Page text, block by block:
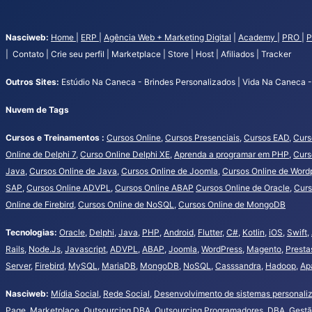
Nasciweb: Home ERP Agência Web + Marketing Digital Academy PRO
| Contato | Crie seu perfil | Marketplace | Store | Host | Afiliados | Tracker
Outros Sites: Estúdio Na Caneca - Brindes Personalizados | Vida Na
Nuvem de Tags
Cursos e Treinamentos : Cursos Online, Cursos Presenciais, Cursos EAD,
Online de Delphi 7, Curso Online Delphi XE, Aprenda a programar em PHP,
Java, Cursos Online de Java, Cursos Online de Joomla, Cursos Online de
SAP, Cursos Online ADVPL, Cursos Online ABAP Cursos Online de Oracle,
Online de Firebird, Cursos Online de NoSQL, Cursos Online de MongoDB
Tecnologias: Oracle, Delphi, Java, PHP, Android, Flutter, C#, Kotlin, iOS, Swift,
Rails, Node.Js, Javascript, ADVPL, ABAP, Joomla, WordPress, Magento,
Server, Firebird, MySQL, MariaDB, MongoDB, NoSQL, Casssandra, Hadoop,
Nasciweb: Mídia Social, Rede Social, Desenvolvimento de sistemas